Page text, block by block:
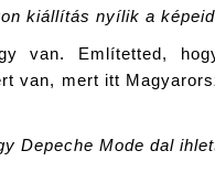
kiállítás nyílik a
van. Említetted,
van, mert itt
Depeche Mode dal